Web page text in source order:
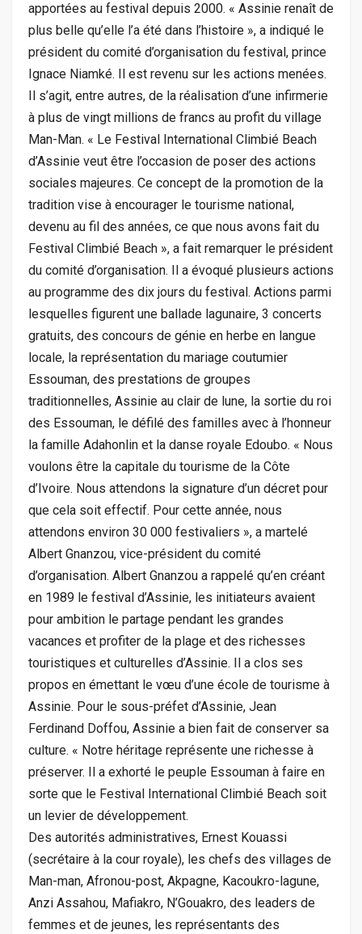
apportées au festival depuis 2000. « Assinie renaît de
plus belle qu’elle l’a été dans l’histoire », a indiqué le
président du comité d’organisation du festival, prince
Ignace Niamké. Il est revenu sur les actions menées.
Il s’agit, entre autres, de la réalisation d’une infirmerie
à plus de vingt millions de francs au profit du village
Man-Man. « Le Festival International Climbié Beach
d’Assinie veut être l’occasion de poser des actions
sociales majeures. Ce concept de la promotion de la
tradition vise à encourager le tourisme national,
devenu au fil des années, ce que nous avons fait du
Festival Climbié Beach », a fait remarquer le président
du comité d’organisation. Il a évoqué plusieurs actions
au programme des dix jours du festival. Actions parmi
lesquelles figurent une ballade lagunaire, 3 concerts
gratuits, des concours de génie en herbe en langue
locale, la représentation du mariage coutumier
Essouman, des prestations de groupes
traditionnelles, Assinie au clair de lune, la sortie du roi
des Essouman, le défilé des familles avec à l’honneur
la famille Adahonlin et la danse royale Edoubo. « Nous
voulons être la capitale du tourisme de la Côte
d’Ivoire. Nous attendons la signature d’un décret pour
que cela soit effectif. Pour cette année, nous
attendons environ 30 000 festivaliers », a martelé
Albert Gnanzou, vice-président du comité
d’organisation. Albert Gnanzou a rappelé qu’en créant
en 1989 le festival d’Assinie, les initiateurs avaient
pour ambition le partage pendant les grandes
vacances et profiter de la plage et des richesses
touristiques et culturelles d’Assinie. Il a clos ses
propos en émettant le vœu d’une école de tourisme à
Assinie. Pour le sous-préfet d’Assinie, Jean
Ferdinand Doffou, Assinie a bien fait de conserver sa
culture. « Notre héritage représente une richesse à
préserver. Il a exhorté le peuple Essouman à faire en
sorte que le Festival International Climbié Beach soit
un levier de développement.
Des autorités administratives, Ernest Kouassi
(secrétaire à la cour royale), les chefs des villages de
Man-man, Afronou-post, Akpagne, Kacoukro-lagune,
Anzi Assahou, Mafiakro, N’Gouakro, des leaders de
femmes et de jeunes, les représentants des